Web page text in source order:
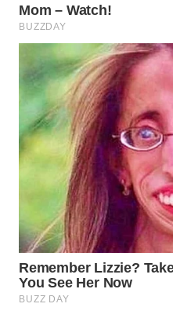
WN
INDRAMAYU
WN
KUNINGAN
WN
MAJALENGKA
WN
SUBANG
SUKABUMI